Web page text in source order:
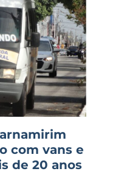
com vans e
de 20 anos